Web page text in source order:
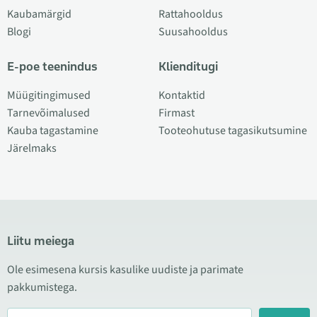
Kaubamärgid
Blogi
E-poe teenindus
Müügitingimused
Tarnevõimalused
Kauba tagastamine
Järelmaks
Rattahooldus
Suusahooldus
Klienditugi
Kontaktid
Firmast
Tooteohutuse tagasikutsumine
Liitu meiega
Ole esimesena kursis kasulike uudiste ja parimate
pakkumistega.